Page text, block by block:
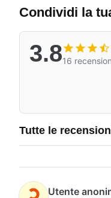
Condividi la
3.816
Tutte le
Utente